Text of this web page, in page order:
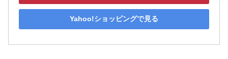
Yahoo!ショッピングで見る